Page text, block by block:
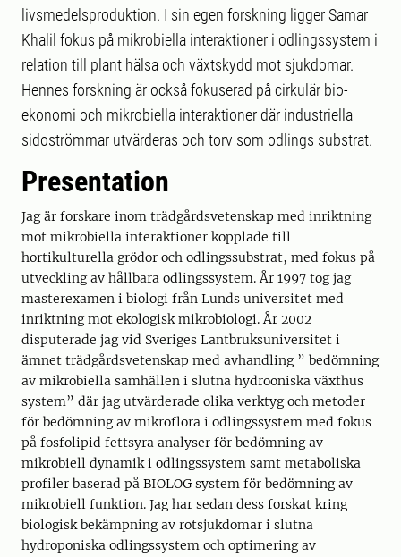
livsmedelsproduktion. I sin egen forskning ligger Samar
Khalil fokus på mikrobiella interaktioner i odlingssystem i
relation till plant hälsa och växtskydd mot sjukdomar.
Hennes forskning är också fokuserad på cirkulär bio-
ekonomi och mikrobiella interaktioner där industriella
sidoströmmar utvärderas och torv som odlings substrat.
Presentation
Jag är forskare inom trädgårdsvetenskap med inriktning
mot mikrobiella interaktioner kopplade till
hortikulturella grödor och odlingssubstrat, med fokus på
utveckling av hållbara odlingssystem. År 1997 tog jag
masterexamen i biologi från Lunds universitet med
inriktning mot ekologisk mikrobiologi. År 2002
disputerade jag vid Sveriges Lantbruksuniversitet i
ämnet trädgårdsvetenskap med avhandling ” bedömning
av mikrobiella samhällen i slutna hydrooniska växthus
system” där jag utvärderade olika verktyg och metoder
för bedömning av mikroflora i odlingssystem med fokus
på fosfolipid fettsyra analyser för bedömning av
mikrobiell dynamik i odlingssystem samt metaboliska
profiler baserad på BIOLOG system för bedömning av
mikrobiell funktion. Jag har sedan dess forskat kring
biologisk bekämpning av rotsjukdomar i slutna
hydroponiska odlingssystem och optimering av